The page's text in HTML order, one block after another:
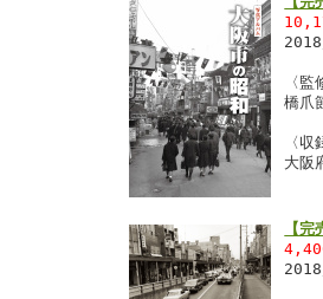
〈監
橋爪
〈
大阪
【